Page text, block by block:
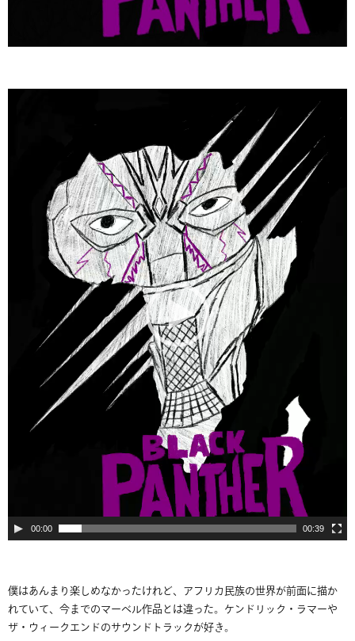
00:00 00:39
僕はあんまり楽しめなかったけれど、アフリカ民族の世界が前面に描か
れていて、今までのマーベル作品とは違った。ケンドリック・ラマーや
ザ・ウィークエンドのサウンドトラックが好き。